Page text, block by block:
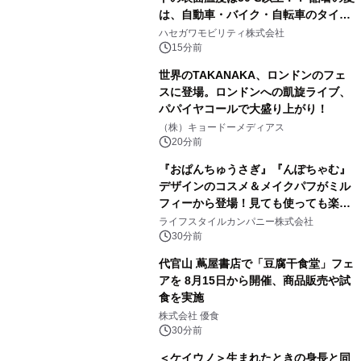
は、自動車・バイク・自転車のタイヤ
バーストが増加 簡単にできる予防法
をご紹介
ハセガワモビリティ株式会社
15分前
世界のTAKANAKA、ロンドンのフェ
スに登場。ロンドンへの凱旋ライブ、
パパイヤコールで大盛り上がり！
（株）キョードーメディアス
20分前
『おぱんちゅうさぎ』『んぽちゃむ』
デザインのコスメ＆メイクパフがミル
フィーから登場！見ても使っても楽し
い、ポップでキュートなコレクショ
ン。
ライフスタイルカンパニー株式会社
30分前
代官山 蔦屋書店で「豆腐干食堂」フェ
アを 8月15日から開催、商品販売や試
食を実施
株式会社 優食
30分前
＜ケイウノ＞生まれたときの身長と同